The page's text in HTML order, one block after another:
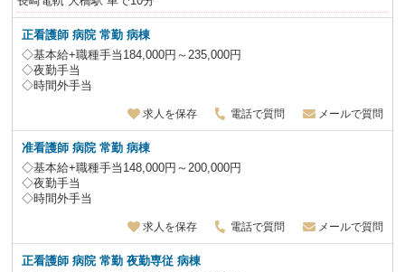
正看護師 病院 常勤 病棟
◇基本給+職種手当184,000円～235,000円
◇夜勤手当
◇時間外手当
求人を保存 電話で質問 メールで質問
准看護師 病院 常勤 病棟
◇基本給+職種手当148,000円～200,000円
◇夜勤手当
◇時間外手当
求人を保存 電話で質問 メールで質問
正看護師 病院 常勤夜勤専従 病棟